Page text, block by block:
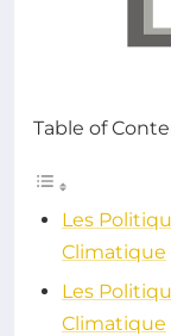
Table of
Les
Climatique
Les
Climatique